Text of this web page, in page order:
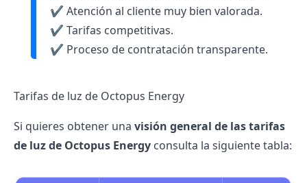
✔️ Atención al cliente muy bien valorada.
✔️ Tarifas competitivas.
✔️ Proceso de contratación transparente.
Tarifas de luz de Octopus Energy
Si quieres obtener una visión general de lastarifas
de luz de Octopus Energy consulta la siguiente tabla: